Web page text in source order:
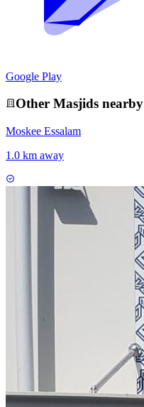
Google Play
Other Masjids nearby
Moskee Essalam
1.0 km away